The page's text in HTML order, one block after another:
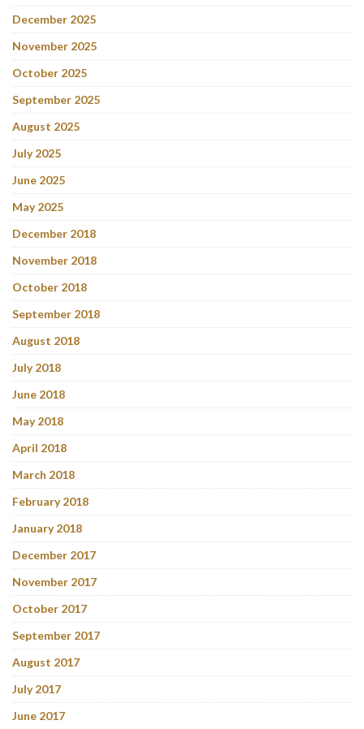
December 2025
November 2025
October 2025
September 2025
August 2025
July 2025
June 2025
May 2025
December 2018
November 2018
October 2018
September 2018
August 2018
July 2018
June 2018
May 2018
April 2018
March 2018
February 2018
January 2018
December 2017
November 2017
October 2017
September 2017
August 2017
July 2017
June 2017